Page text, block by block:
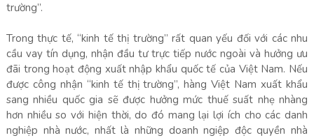
trường”.
Trong thực tế, “kinh tế thị trường” rất quan yếu đối với các nhu
cầu vay tín dụng, nhận đầu tư trực tiếp nước ngoài và hưởng ưu
đãi trong hoạt động xuất nhập khẩu quốc tế của Việt Nam. Nếu
được công nhận “kinh tế thị trường”, hàng Việt Nam xuất khẩu
sang nhiều quốc gia sẽ được hưởng mức thuế suất nhẹ nhàng
hơn nhiều so với hiện thời, do đó mang lại lợi ích cho các danh
nghiệp nhà nước, nhất là những doanh ngiệp độc quyền nhà